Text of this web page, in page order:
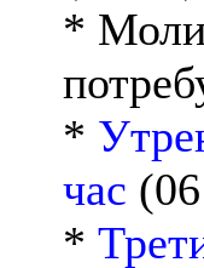
*
*
час
*